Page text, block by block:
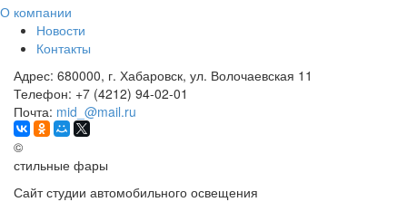
О компании
Новости
Контакты
Адрес: 680000, г. Хабаровск, ул. Волочаевская 11
Телефон: +7 (4212) 94-02-01
Почта: mid_@mail.ru
©
стильные фары
Сайт студии автомобильного освещения